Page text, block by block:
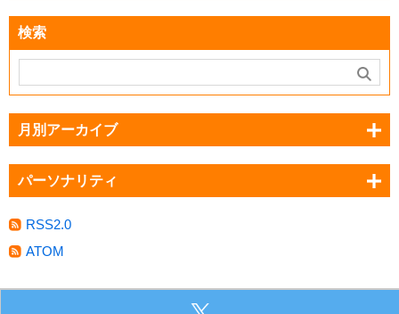
検索
月別アーカイブ
パーソナリティ
RSS2.0
ATOM